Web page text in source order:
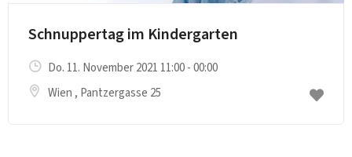
Schnuppertag im Kindergarten
Do. 11. November 2021 11:00 - 00:00
Wien , Pantzergasse 25